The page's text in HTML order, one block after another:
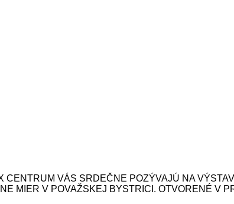
CENTRUM VÁS SRDEČNE POZÝVAJÚ NA
MIER V POVAŽSKEJ BYSTRICI. OTVORENÉ V